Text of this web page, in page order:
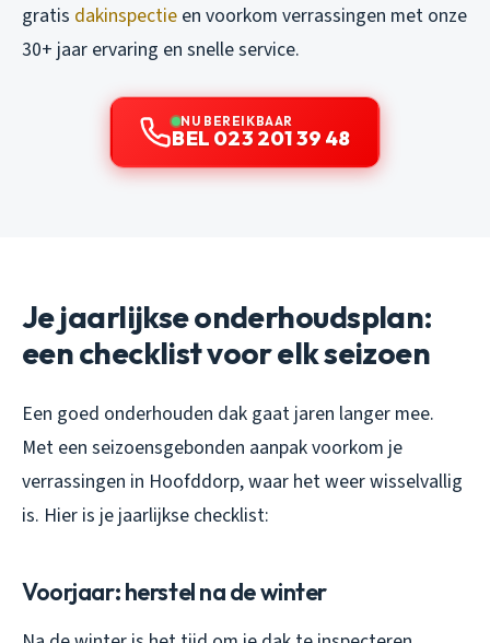
gratis dakinspectie en voorkom verrassingen met onze
30+ jaar ervaring en snelle service.
NU BEREIKBAAR
BEL 023 201 39 48
Je jaarlijkse onderhoudsplan:
een checklist voor elk seizoen
Een goed onderhouden dak gaat jaren langer mee.
Met een seizoensgebonden aanpak voorkom je
verrassingen in Hoofddorp, waar het weer wisselvallig
is. Hier is je jaarlijkse checklist:
Voorjaar: herstel na de winter